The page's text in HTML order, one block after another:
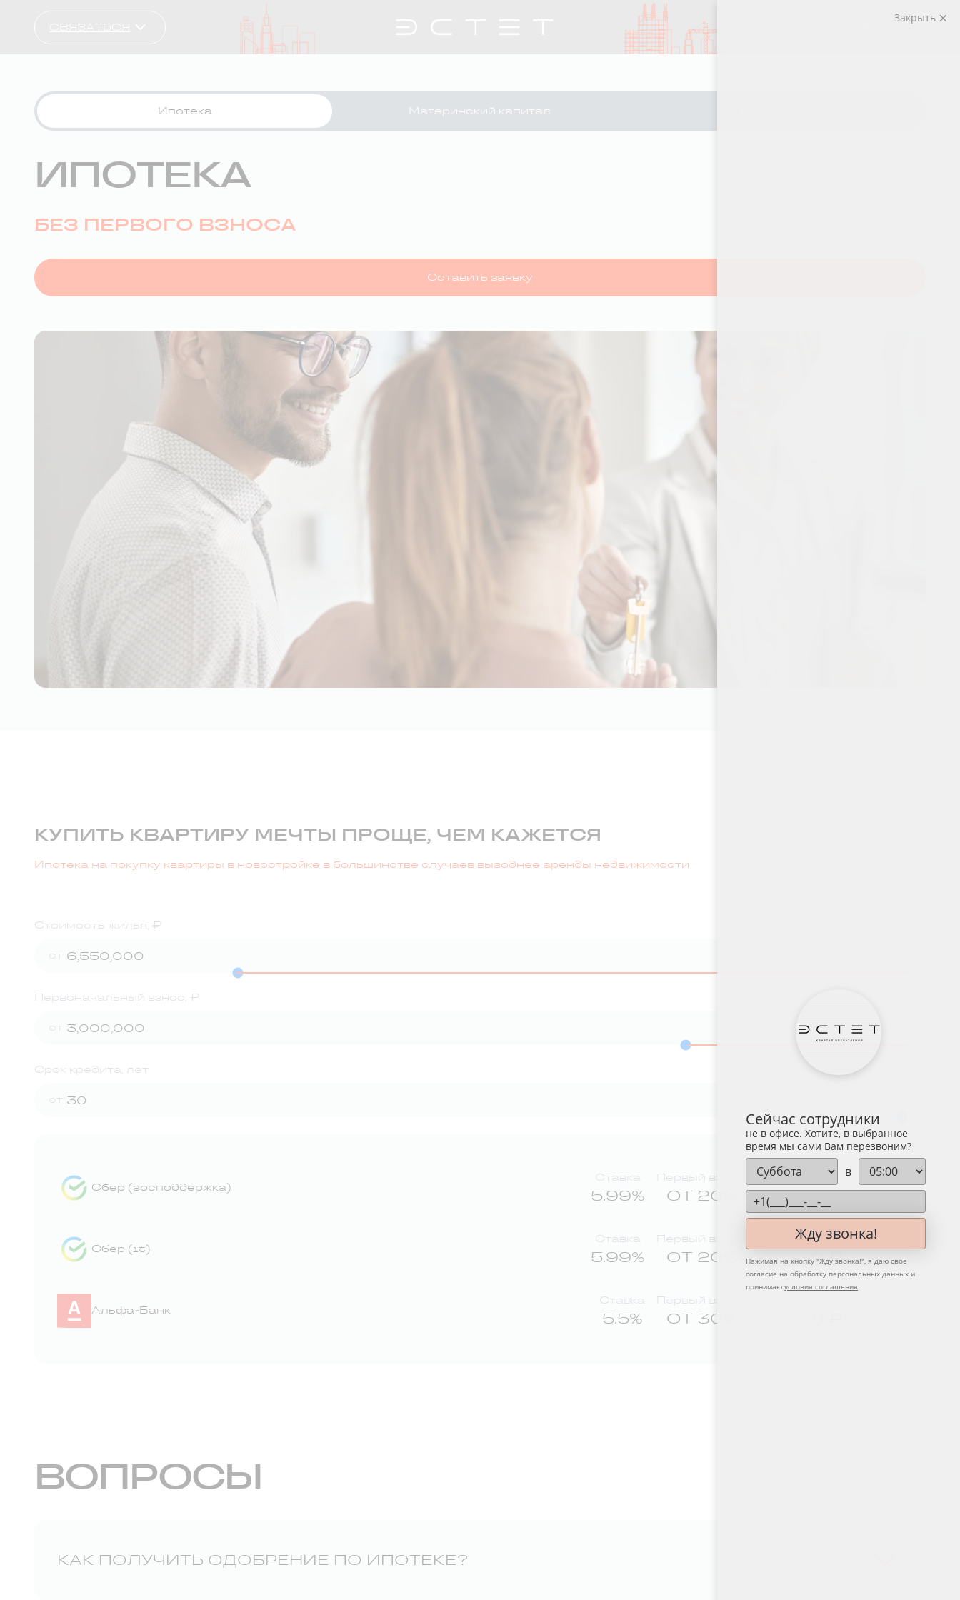
Ипотека Материнский капитал
ИПОТЕКА
БЕЗ ПЕРВОГО ВЗНОСА
Оставить заявку
КУПИТЬ КВАРТИРУ МЕЧТЫ ПРОЩЕ, ЧЕМ КАЖЕТСЯ
Ипотека на покупку квартиры в новостройке в большинстве случаев выгоднее аренды недвижимости
Стоимость жилья, ₽
от
Первоначальный взнос, ₽
от
Срок кредита, лет
от
Сбер (господдержка)
Ставка
5.99%
Первый взнос
ОТ 20%
Ежемесячный платёж
0 ₽
Сбер (it)
Ставка
5.99%
Первый взнос
ОТ 20%
Ежемесячный платёж
0 ₽
Альфа-Банк
Ставка
5.5%
Первый взнос
ОТ 30%
ВОПРОСЫ
КАК ПОЛУЧИТЬ ОДОБРЕНИЕ ПО ИПОТЕКЕ?
Закрыть
Сейчас сотрудники
не в офисе. Хотите, в выбранное
время мы сами Вам перезвоним?
в
Жду звонка!
Нажимая на кнопку "Жду звонка!", я даю свое
согласие на обработку персональных данных и
принимаю условия соглашения